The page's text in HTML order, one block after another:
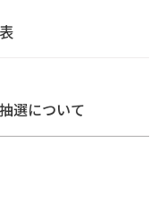
選について